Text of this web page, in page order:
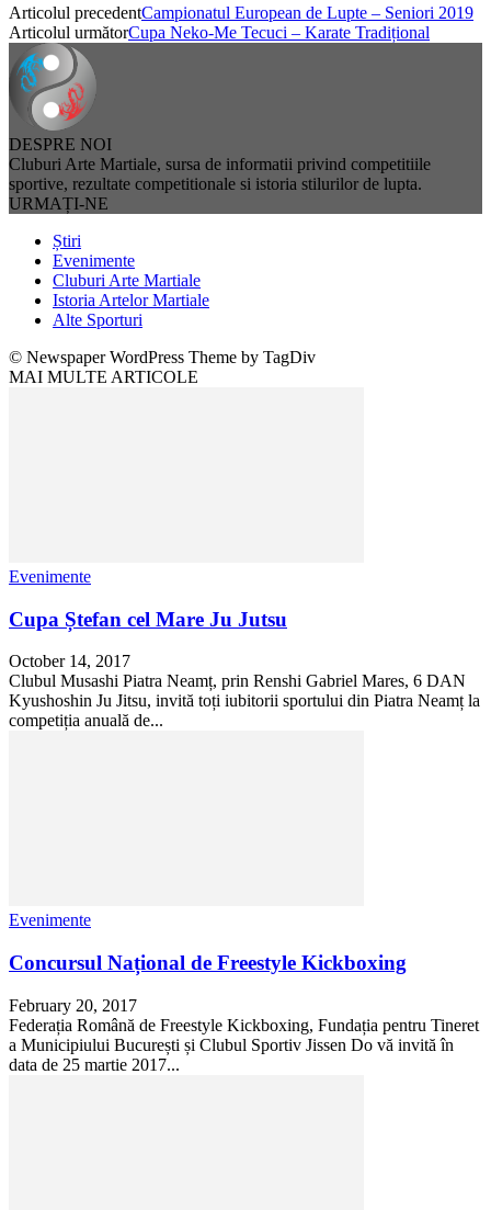
Articolul precedentCampionatul European de Lupte – Seniori 2019
Articolul următorCupa Neko-Me Tecuci – Karate Tradițional
DESPRE NOI
Cluburi Arte Martiale, sursa de informatii privind competitiile
sportive, rezultate competitionale si istoria stilurilor de lupta.
URMAȚI-NE
Știri
Evenimente
Cluburi Arte Martiale
Istoria Artelor Martiale
Alte Sporturi
© Newspaper WordPress Theme by TagDiv
MAI MULTE ARTICOLE
Evenimente
Cupa Ștefan cel Mare Ju Jutsu
October 14, 2017
Clubul Musashi Piatra Neamț, prin Renshi Gabriel Mares, 6 DAN
Kyushoshin Ju Jitsu, invită toți iubitorii sportului din Piatra Neamț la
competiția anuală de...
Evenimente
Concursul Național de Freestyle Kickboxing
February 20, 2017
Federația Română de Freestyle Kickboxing, Fundația pentru Tineret
a Municipiului București și Clubul Sportiv Jissen Do vă invită în
data de 25 martie 2017...